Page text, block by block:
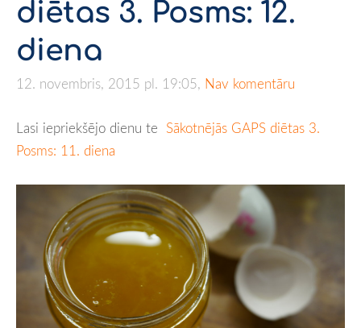
diētas 3. Posms: 12.
diena
12. novembris, 2015 pl. 19:05, Nav komentāru
Lasi iepriekšējo dienu te Sākotnējās GAPS diētas 3.
Posms: 11. diena